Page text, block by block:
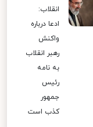
انقلاب:
ادعا درباره
واکنش
رهبر انقلاب
به نامه
رئیس
جمهور
کذب است